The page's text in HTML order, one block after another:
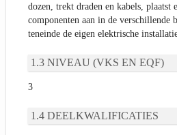
dozen, trekt draden en kabels, plaatst
componenten aan in de verschillende
teneinde de eigen elektrische
NIVEAU (VKS EN EQF)
3
DEELKWALIFICATIES